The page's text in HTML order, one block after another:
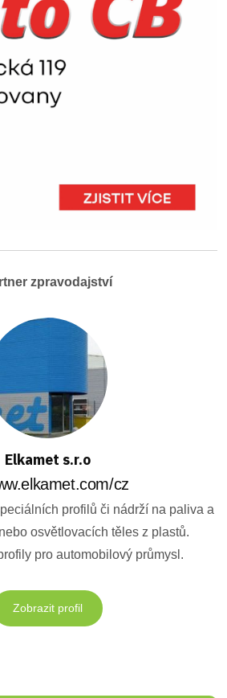
zpravodajství
Elkamet s.r.o
cz
profilů či nádrží na paliva a
osvětlovacích těles z plastů.
pro automobilový průmysl.
Zobrazit profil